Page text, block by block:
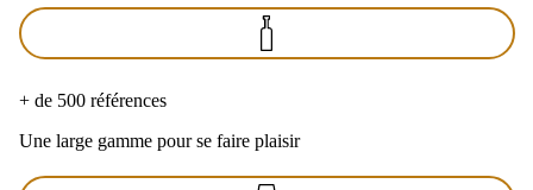
+ de 500 références
Une large gamme pour se faire plaisir